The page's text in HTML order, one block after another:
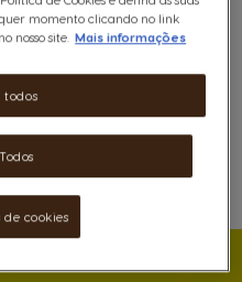
Desejos
momento clicando no link
nosso site. Mais informações
cookies